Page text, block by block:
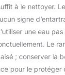
à le nettoyer.
signe
une eau
Le
; conserver la
pour le protéger